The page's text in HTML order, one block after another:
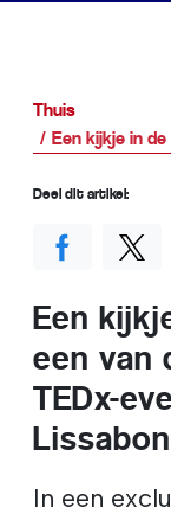
Thuis
Een kijkje in
Een
een van
TEDx-
Lissabon
In een
Deel dit artikel: